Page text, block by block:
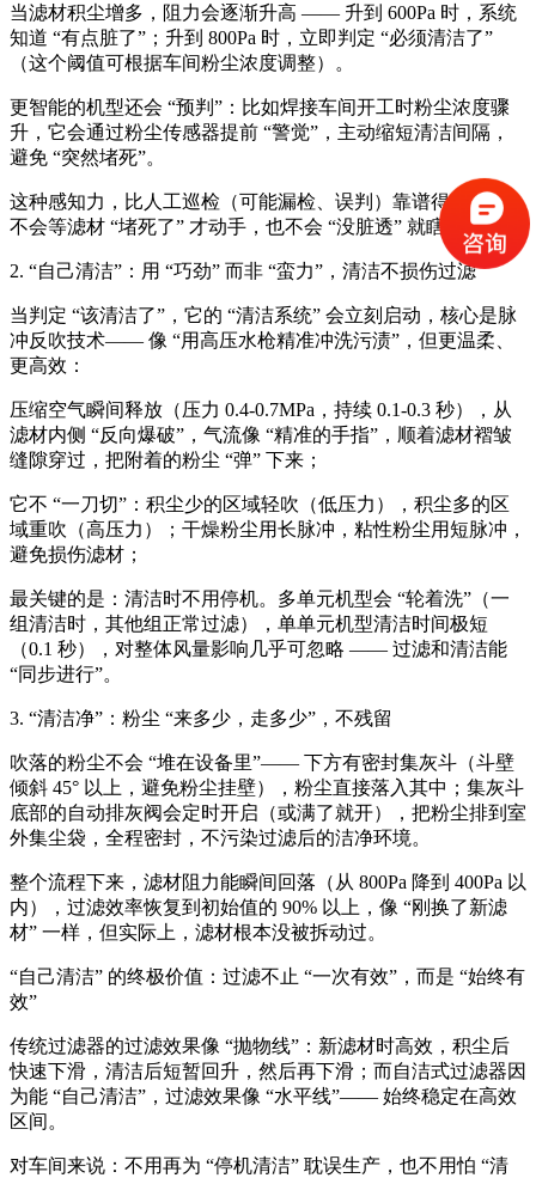
当滤材积尘增多，阻力会逐渐升高 —— 升到 600Pa 时，系统
知道 “有点脏了”；升到 800Pa 时，立即判定 “必须清洁了”
（这个阈值可根据车间粉尘浓度调整）。
更智能的机型还会 “预判”：比如焊接车间开工时粉尘浓度骤
升，它会通过粉尘传感器提前 “警觉”，主动缩短清洁间隔，
避免 “突然堵死”。
这种感知力，比人工巡检（可能漏检、误判）靠谱得多 ——
不会等滤材 “堵死了” 才动手，也不会 “没脏透” 就瞎清洁。
2. “自己清洁”：用 “巧劲” 而非 “蛮力”，清洁不损伤过滤
当判定 “该清洁了”，它的 “清洁系统” 会立刻启动，核心是脉
冲反吹技术—— 像 “用高压水枪精准冲洗污渍”，但更温柔、
更高效：
压缩空气瞬间释放（压力 0.4-0.7MPa，持续 0.1-0.3 秒），从
滤材内侧 “反向爆破”，气流像 “精准的手指”，顺着滤材褶皱
缝隙穿过，把附着的粉尘 “弹” 下来；
它不 “一刀切”：积尘少的区域轻吹（低压力），积尘多的区
域重吹（高压力）；干燥粉尘用长脉冲，粘性粉尘用短脉冲，
避免损伤滤材；
最关键的是：清洁时不用停机。多单元机型会 “轮着洗”（一
组清洁时，其他组正常过滤），单单元机型清洁时间极短
（0.1 秒），对整体风量影响几乎可忽略 —— 过滤和清洁能
“同步进行”。
3. “清洁净”：粉尘 “来多少，走多少”，不残留
吹落的粉尘不会 “堆在设备里”—— 下方有密封集灰斗（斗壁
倾斜 45° 以上，避免粉尘挂壁），粉尘直接落入其中；集灰斗
底部的自动排灰阀会定时开启（或满了就开），把粉尘排到室
外集尘袋，全程密封，不污染过滤后的洁净环境。
整个流程下来，滤材阻力能瞬间回落（从 800Pa 降到 400Pa 以
内），过滤效率恢复到初始值的 90% 以上，像 “刚换了新滤
材” 一样，但实际上，滤材根本没被拆动过。
“自己清洁” 的终极价值：过滤不止 “一次有效”，而是 “始终有
效”
传统过滤器的过滤效果像 “抛物线”：新滤材时高效，积尘后
快速下滑，清洁后短暂回升，然后再下滑；而自洁式过滤器因
为能 “自己清洁”，过滤效果像 “水平线”—— 始终稳定在高效
区间。
对车间来说：不用再为 “停机清洁” 耽误生产，也不用怕 “清